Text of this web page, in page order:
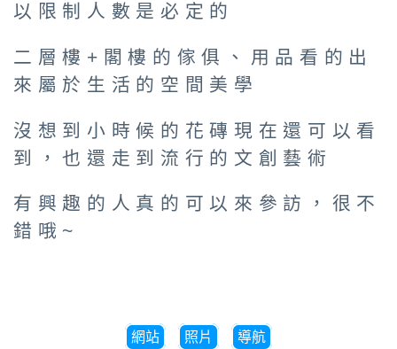
以限制人數是必定的
二層樓+閣樓的傢俱、用品看的出
來屬於生活的空間美學
沒想到小時候的花磚現在還可以看
到，也還走到流行的文創藝術
有興趣的人真的可以來參訪，很不
錯哦~
網站 照片 導航